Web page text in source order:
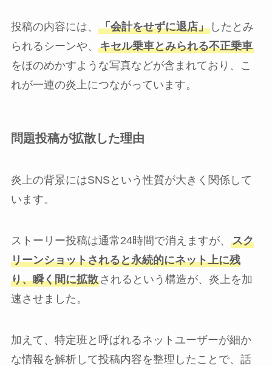
投稿の内容には、 「会計をせずに退店」したとみ
られるシーンや、 キセル乗車とみられる不正乗車
をほのめかすような写真などが含まれており、こ
れが一連の炎上につながっています。
問題投稿が拡散した理由
炎上の背景にはSNSという性質が大きく関係して
います。
ストーリー投稿は通常24時間で消えますが、 スク
リーンショットされると永続的にネット上に残
り、瞬く間に拡散されるという構造が、炎上を加
速させました。
加えて、特定班と呼ばれるネットユーザーが細か
な情報を解析して投稿内容を整理したことで、話